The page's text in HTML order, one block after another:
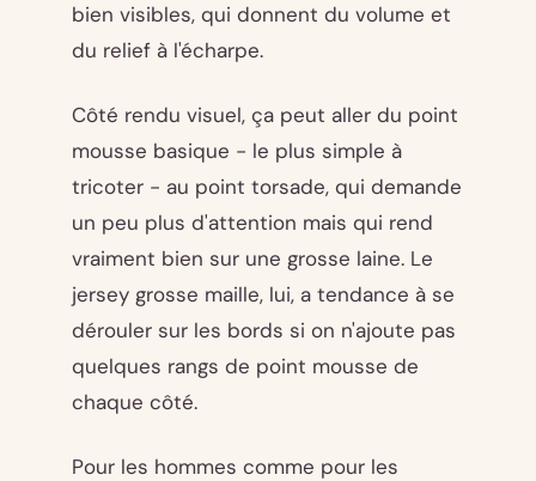
bien visibles, qui donnent du volume et
du relief à l'écharpe.
Côté rendu visuel, ça peut aller du point
mousse basique - le plus simple à
tricoter - au point torsade, qui demande
un peu plus d'attention mais qui rend
vraiment bien sur une grosse laine. Le
jersey grosse maille, lui, a tendance à se
dérouler sur les bords si on n'ajoute pas
quelques rangs de point mousse de
chaque côté.
Pour les hommes comme pour les